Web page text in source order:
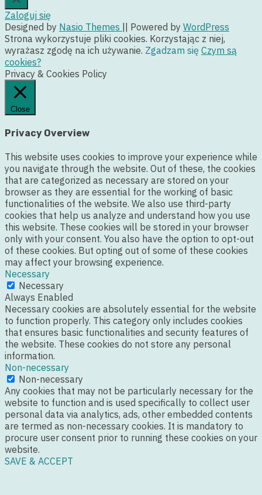
Zaloguj się
Designed by Nasio Themes || Powered by WordPress
Strona wykorzystuje pliki cookies. Korzystając z niej,
wyrażasz zgodę na ich używanie. Zgadzam się Czym są
cookies?
Privacy & Cookies Policy
Close
Privacy Overview
This website uses cookies to improve your experience while
you navigate through the website. Out of these, the cookies
that are categorized as necessary are stored on your
browser as they are essential for the working of basic
functionalities of the website. We also use third-party
cookies that help us analyze and understand how you use
this website. These cookies will be stored in your browser
only with your consent. You also have the option to opt-out
of these cookies. But opting out of some of these cookies
may affect your browsing experience.
Necessary
Necessary
Always Enabled
Necessary cookies are absolutely essential for the website
to function properly. This category only includes cookies
that ensures basic functionalities and security features of
the website. These cookies do not store any personal
information.
Non-necessary
Non-necessary
Any cookies that may not be particularly necessary for the
website to function and is used specifically to collect user
personal data via analytics, ads, other embedded contents
are termed as non-necessary cookies. It is mandatory to
procure user consent prior to running these cookies on your
website.
SAVE & ACCEPT